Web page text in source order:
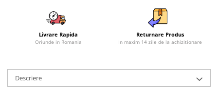
Livrare Rapida
Oriunde in Romania
Returnare Produs
In maxim 14 zile de la achizitionare
Descriere